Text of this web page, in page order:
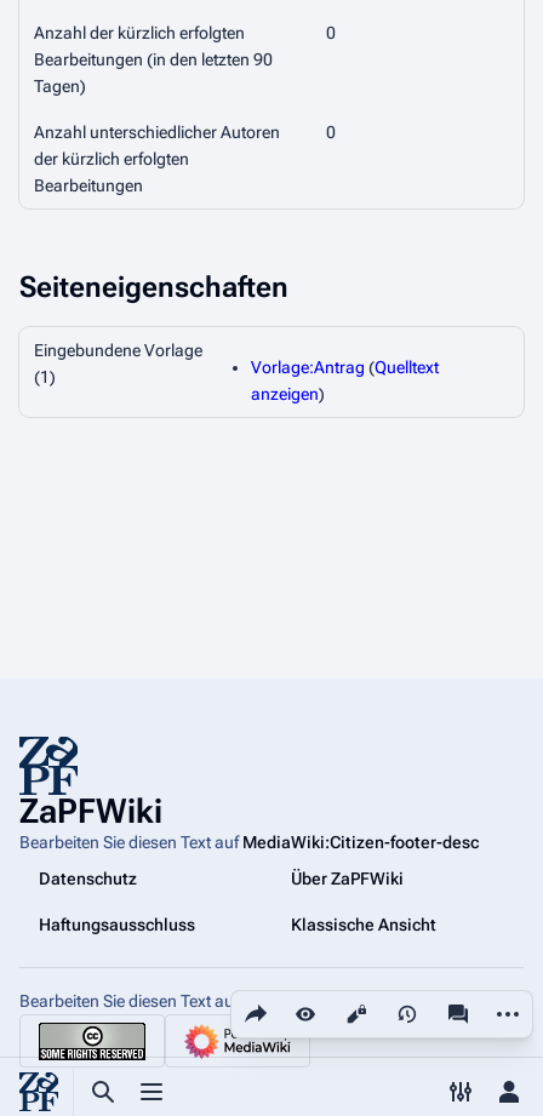
Suche aufrufen
Menü aufrufen Toggle
Diese Seite teilen
Ansichten
Anzahl der kürzlich erfolgten
Bearbeitungen (in den letzten 90
Tagen)
0
Anzahl unterschiedlicher Autoren
der kürzlich erfolgten
Bearbeitungen
0
Seiteneigenschaften
Eingebundene Vorlage
(1)
Vorlage:Antrag (Quelltext
anzeigen)
ZaPFWiki
Bearbeiten Sie diesen Text aufMediaWiki:Citizen-footer-desc
Datenschutz
Über ZaPFWiki
Haftungsausschluss Klassische Ansicht
Bearbeiten Sie diesen Text auf MediaWiki:Citizen-footer-tagline